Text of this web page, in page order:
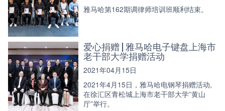
雅马哈第162期调律师培训班顺利结束。
爱心捐赠 | 雅马哈电子键盘上海市
老干部大学捐赠活动
2021年04月15日
2021年4月15日，雅马哈电钢琴捐赠活动,
在徐汇区青松城上海市老干部大学”黄山
厅”举行。